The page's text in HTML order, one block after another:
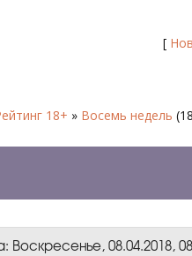
[
18+ » Восемь недель
Воскресенье, 08.04.2018,